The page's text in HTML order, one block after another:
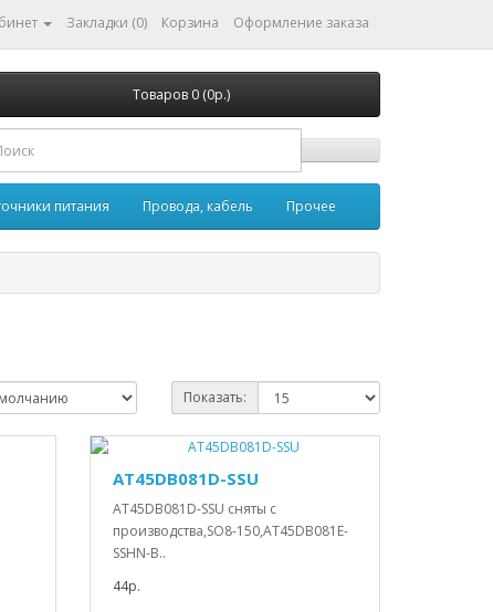
Закладки (0) Корзина Оформление заказа
Товаров 0 (0р.)
питания Провода, кабель Прочее
Показать:
AT45DB081D-SSU
AT45DB081D-SSU сняты с
производства,SO8-150,AT45DB081E-
SSHN-B..
44р.